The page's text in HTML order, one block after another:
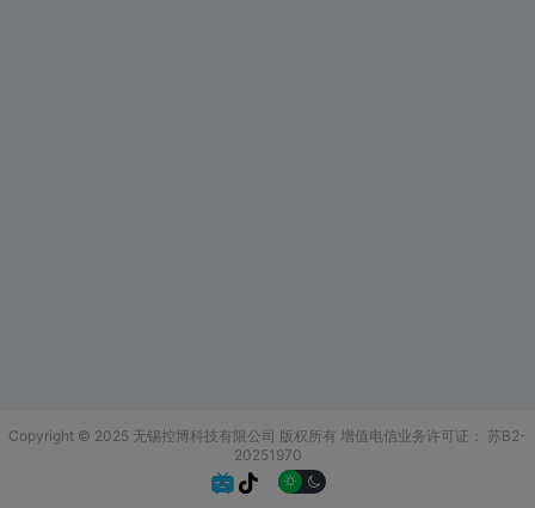
Copyright © 2025 无锡控博科技有限公司 版权所有 增值电信业务许可证： 苏B2-
20251970
 